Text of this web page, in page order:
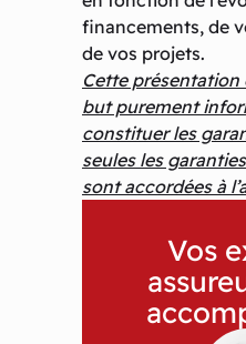
financements, de
de vos projets.
Cette
but purement
constituer les
seules les
sont accordées à
Vos